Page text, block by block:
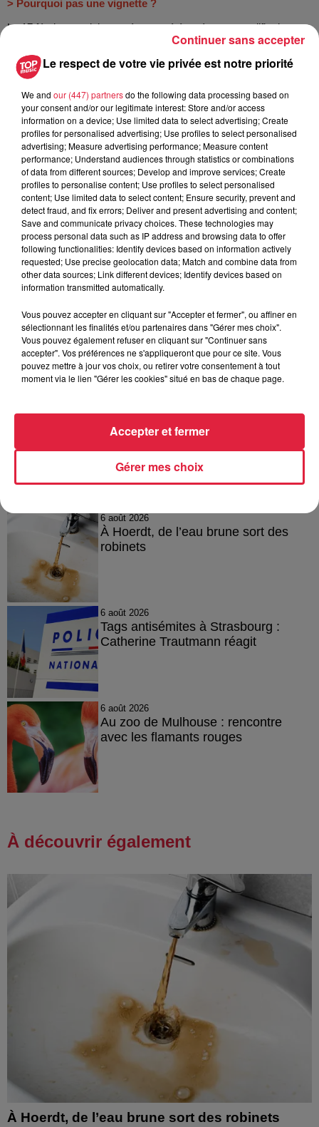
> Pourquoi pas une vignette ?
Le 17 février, une loi européenne a été votée pour modifier la
les vignettes disparaîtront des routes
européennes en 2030. La mettre en place pour la faire
disparaître quelques années plus tard n'aurait pas eu de sens.
Quel calendrier ?
2022 : Concertation avec les professionnels en Alsace /
Elaboration du système technique et choix de l'opérateur
2023: Consultation des Alsaciens en cas d'options
différentes à trancher / Poursuite de la concertation avec les
professionnels
2024: Décisions définitives et paramétrages de la taxe
(réseau, tarifs, exonérations...) / Premiers tests
1er janvier 2025: Mise en application
A lire aussi
Le Sénat ouvre la porte à l'écotaxe en Alsace
Publié : 11 mars 2022 à 16h03 - Modifié : 30 octobre 2025 à
A lire aussi
6 août 2026
À Hoerdt, de l’eau brune sort des
robinets
6 août 2026
Tags antisémites à Strasbourg :
Catherine Trautmann réagit
6 août 2026
Au zoo de Mulhouse : rencontre
avec les flamants rouges
À découvrir également
À Hoerdt, de l’eau brune sort des robinets
Le respect de votre vie privée est notre priorité
We and our (447) partnersdo the following data processing based on
your consent and/or our legitimate interest: Store and/or access
information on a device; Use limited data to select advertising; Create
profiles for personalised advertising; Use profiles to select personalised
advertising; Measure advertising performance; Measure content
performance; Understand audiences through statistics or combinations
of data from different sources; Develop and improve services; Create
profiles to personalise content; Use profiles to select personalised
content; Use limited data to select content; Ensure security, prevent and
detect fraud, and fix errors; Deliver and present advertising and content;
Save and communicate privacy choices. These technologies may
process personal data such as IP address and browsing data to offer
following functionalities: Identify devices based on information actively
requested; Use precise geolocation data; Match and combine data from
other data sources; Link different devices; Identify devices based on
information transmitted automatically.
Vous pouvez accepter en cliquant sur "Accepter et fermer", ou affiner en
sélectionnant les finalités et/ou partenaires dans "Gérer mes choix".
Vous pouvez également refuser en cliquant sur "Continuer sans
accepter". Vos préférences ne s'appliqueront que pour ce site. Vous
pouvez mettre à jour vos choix, ou retirer votre consentement à tout
moment via le lien "Gérer les cookies" situé en bas de chaque page.
Gérer mes choix
Accepter et fermer
Continuer sans accepter